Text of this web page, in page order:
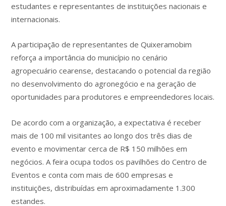
estudantes e representantes de instituições nacionais e
internacionais.
A participação de representantes de Quixeramobim
reforça a importância do município no cenário
agropecuário cearense, destacando o potencial da região
no desenvolvimento do agronegócio e na geração de
oportunidades para produtores e empreendedores locais.
De acordo com a organização, a expectativa é receber
mais de 100 mil visitantes ao longo dos três dias de
evento e movimentar cerca de R$ 150 milhões em
negócios. A feira ocupa todos os pavilhões do Centro de
Eventos e conta com mais de 600 empresas e
instituições, distribuídas em aproximadamente 1.300
estandes.